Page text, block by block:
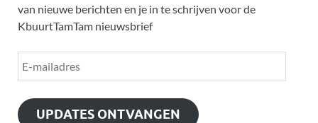
van nieuwe berichten en je in te schrijven voor de
KbuurtTamTam nieuwsbrief
UPDATES ONTVANGEN